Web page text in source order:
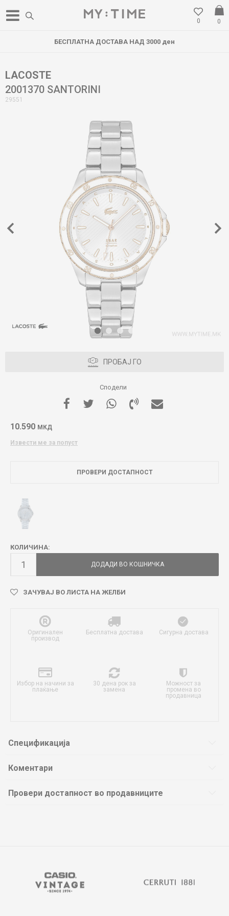
0
0
БЕСПЛАТНА ДОСТАВА НАД 3000 ден
LACOSTE
2001370 SANTORINI
29551
1 2 3 4
ПРОБАЈ ГО
Сподели
10.590 МКД
Извести ме за попуст
ПРОВЕРИ ДОСТАПНОСТ
КОЛИЧИНА:
ДОДАДИ ВО КОШНИЧКА
ЗАЧУВАЈ ВО ЛИСТА НА ЖЕЛБИ
Оригинален
производ
Бесплатна достава Сигурна достава
Избор на начини за
плаќање
30 дена рок за
замена
Можност за
промена во
продавница
Спецификација
Коментари
Провери достапност во продавниците